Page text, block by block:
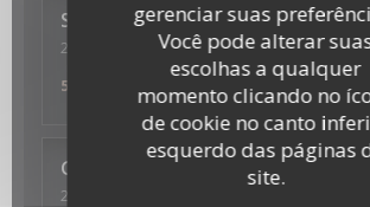
gerenciar suas
Você pode alterar
escolhas a qualquer
momento clicando no
de cookie no canto
esquerdo das páginas
site.
SéverineM
2022-07-10
- 19:30 - guests 4
ambience: 5/5 menu:5/5
5
GUILLAUME D
2022-07-04